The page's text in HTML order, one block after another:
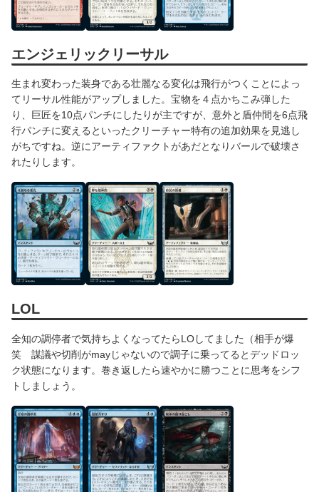
エンジェリックリーサル
生まれ変わった装身である壮麗なる変化は飛行がつくことによっ
てリーサル性能がアップしました。宝物を４点かちこみ弾した
り、巨匠を10点パンチにしたりが主ですが、意外と盾仲間を6点飛
行パンチに変えるといったクリーチャー特有の追加効果を見逃し
がちですね。逆にアーティファクトがあだとなりバールで破壊さ
れたりします。
LOL
全知の調停者で気持ちよくなってたらLOしてました（相手が爆
笑 謀議や切削がmayじゃないので調子に乗ってるとデッドロッ
ク状態になります。巻き返したら速やかに勝つことに思考をシフ
トしましょう。